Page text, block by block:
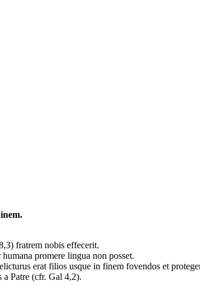
fratrem nobis effecerit.
promere lingua non posset.
erat filios usque in finem fovendos et
Patre (cfr. Gal 4,2).